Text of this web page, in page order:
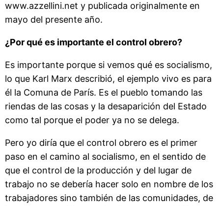
www.azzellini.net y publicada originalmente en
mayo del presente año.
¿Por qué es importante el control obrero?
Es importante porque si vemos qué es socialismo,
lo que Karl Marx describió, el ejemplo vivo es para
él la Comuna de París. Es el pueblo tomando las
riendas de las cosas y la desaparición del Estado
como tal porque el poder ya no se delega.
Pero yo diría que el control obrero es el primer
paso en el camino al socialismo, en el sentido de
que el control de la producción y del lugar de
trabajo no se debería hacer solo en nombre de los
trabajadores sino también de las comunidades, de